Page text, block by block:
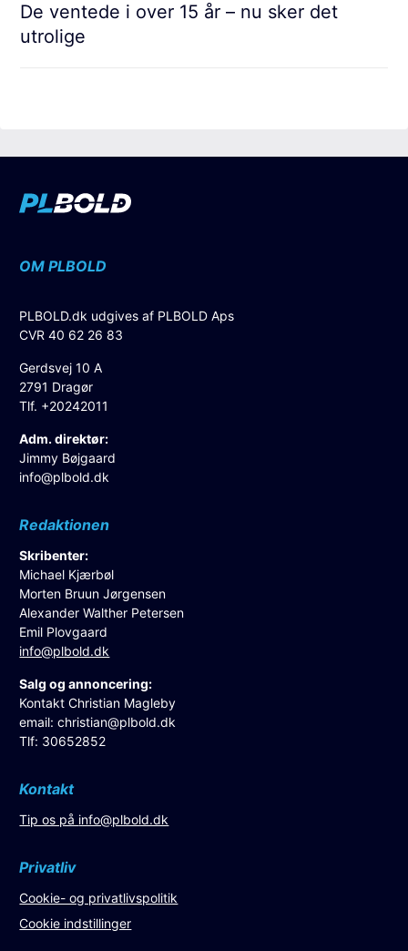
De ventede i over 15 år – nu sker det
utrolige
OM PLBOLD
PLBOLD.dk udgives af PLBOLD Aps
CVR 40 62 26 83
Gerdsvej 10 A
2791 Dragør
Tlf. +20242011
Adm. direktør:
Jimmy Bøjgaard
info@plbold.dk
Redaktionen
Skribenter:
Michael Kjærbøl
Morten Bruun Jørgensen
Alexander Walther Petersen
Emil Plovgaard
info@plbold.dk
Salg og annoncering:
Kontakt Christian Magleby
email:christian@plbold.dk
Tlf: 30652852
Kontakt
Tip os på info@plbold.dk
Privatliv
Cookie- og privatlivspolitik
Cookie indstillinger